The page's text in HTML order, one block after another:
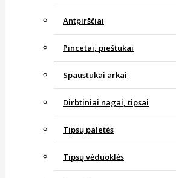
Antpirščiai
Pincetai, pieštukai
Spaustukai arkai
Dirbtiniai nagai, tipsai
Tipsų paletės
Tipsų vėduoklės